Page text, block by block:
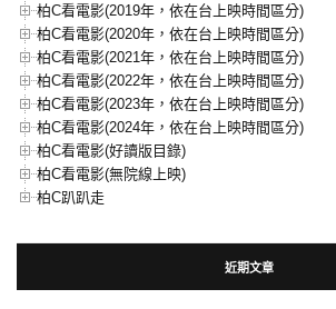
柏C看電影(2019年，依在台上映時間區分)
柏C看電影(2020年，依在台上映時間區分)
柏C看電影(2021年，依在台上映時間區分)
柏C看電影(2022年，依在台上映時間區分)
柏C看電影(2023年，依在台上映時間區分)
柏C看電影(2024年，依在台上映時間區分)
柏C看電影(好讀版目錄)
柏C看電影(無院線上映)
柏C趴趴走
近期文章